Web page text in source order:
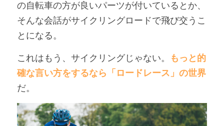
の自転車の方が良いパーツが付いているとか、
そんな会話がサイクリングロードで飛び交うこ
とになる。
これはもう、サイクリングじゃない。
もっと的
確な言い方をするなら「ロードレース」の世界
だ。